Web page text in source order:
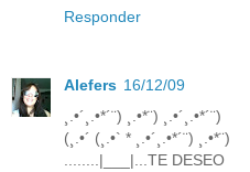
Responder
Alefers 16/12/09
¸.•´¸.•*´¨) ¸.•*¨) ¸.•´¸.•*´¨)
(¸.•´ (¸.•` * ¸.•´¸.•*´¨) ¸.•*¨)
........|___|...TE DESEO